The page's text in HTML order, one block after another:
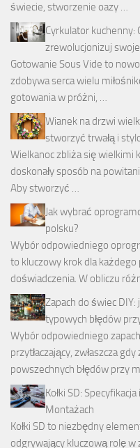
świecie, stworzenie oazy …
Cyrkulator kuchenny:
zrewolucjonizuj
Gotowanie Sous Vide to
zdobywa serca wielu
gotowania w próżni, …
Wianek na drzwi
stworzyć trwałą i
Wielkanoc zbliża się wielkimi
doskonały sposób na
Aby stworzyć …
Jak wybrać
polsku?
Wybór odpowiedniego
to kluczowy krok dla
doświadczenia. W obliczu
Zapach do świec
typowych błędów
Wybór odpowiedniego
przytłaczający, zwłaszcza
powszechnych błędów przy
Kołki SD:
Montażach
Kołki SD to niezbędny
odgrywający kluczową rolę w